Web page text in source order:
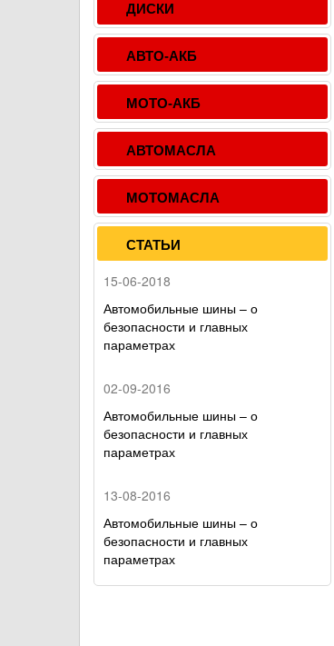
ДИСКИ
АВТО-АКБ
МОТО-АКБ
АВТОМАСЛА
МОТОМАСЛА
СТАТЬИ
15-06-2018
Автомобильные шины – о
безопасности и главных
параметрах
02-09-2016
Автомобильные шины – о
безопасности и главных
параметрах
13-08-2016
Автомобильные шины – о
безопасности и главных
параметрах